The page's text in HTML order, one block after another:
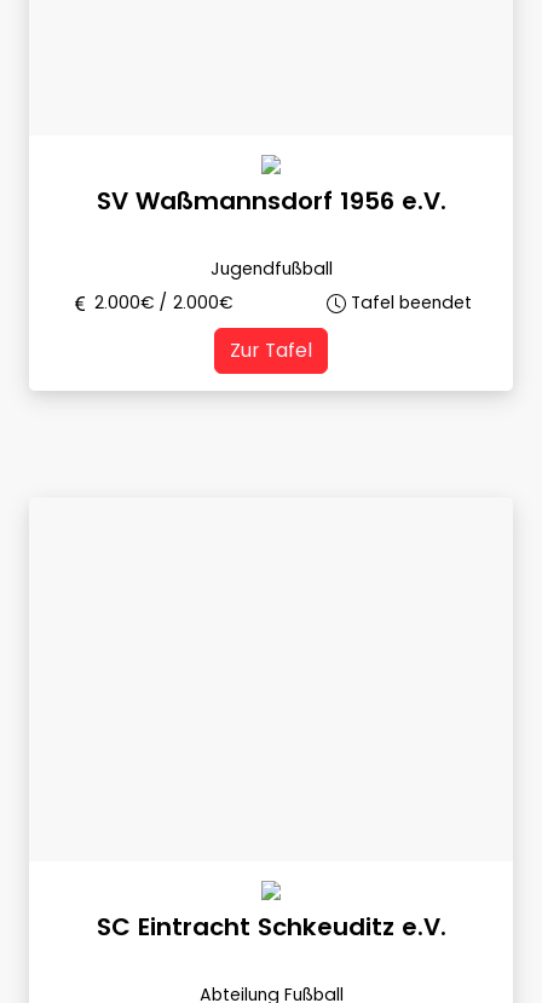
SV Waßmannsdorf 1956 e.V.
Jugendfußball
2.000€ / 2.000€ Tafel beendet
Zur Tafel
SC Eintracht Schkeuditz e.V.
Abteilung Fußball